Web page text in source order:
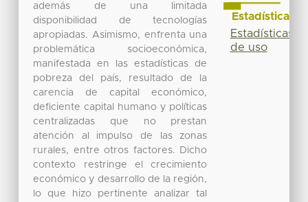
además de una limitada
disponibilidad de tecnologías
apropiadas. Asimismo, enfrenta una
problemática socioeconómica,
manifestada en las estadísticas de
pobreza del país, resultado de la
carencia de capital económico,
deficiente capital humano y políticas
centralizadas que no prestan
atención al impulso de las zonas
rurales, entre otros factores. Dicho
contexto restringe el crecimiento
económico y desarrollo de la región,
lo que hizo pertinente analizar tal
Estadísticas
Estadísticas
de uso